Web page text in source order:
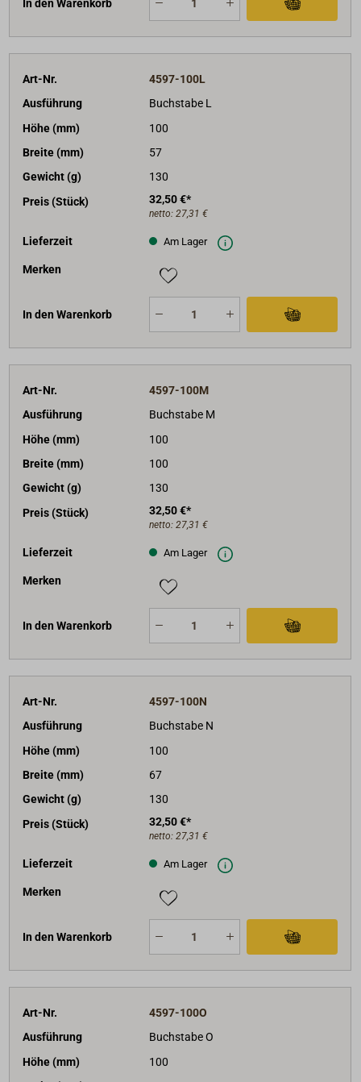
In den Warenkorb
Art-Nr.
4597-100L
Ausführung
Buchstabe L
Höhe (mm)
100
Breite (mm)
57
Gewicht (g)
130
Preis (Stück)
32,50 €*
netto: 27,31 €
Lieferzeit Am Lager
Merken
In den Warenkorb
Art-Nr.
4597-100M
Ausführung
Buchstabe M
Höhe (mm)
100
Breite (mm)
100
Gewicht (g)
130
Preis (Stück)
32,50 €*
netto: 27,31 €
Lieferzeit Am Lager
Merken
In den Warenkorb
Art-Nr.
4597-100N
Ausführung
Buchstabe N
Höhe (mm)
100
Breite (mm)
67
Gewicht (g)
130
Preis (Stück)
32,50 €*
netto: 27,31 €
Lieferzeit Am Lager
Merken
In den Warenkorb
Art-Nr.
4597-100O
Ausführung
Buchstabe O
Höhe (mm)
100